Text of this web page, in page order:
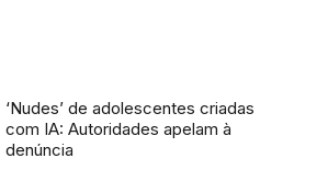
‘Nudes’ de adolescentes criadas
com IA: Autoridades apelam à
denúncia